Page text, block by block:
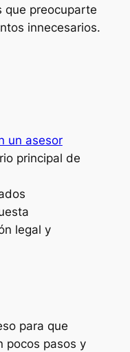
que preocuparte
innecesarios.
un asesor
principal de
legal y
para que
pocos pasos y